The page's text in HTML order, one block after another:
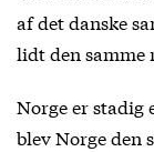
af det danske
lidt den samme
Norge er stadig
blev Norge den